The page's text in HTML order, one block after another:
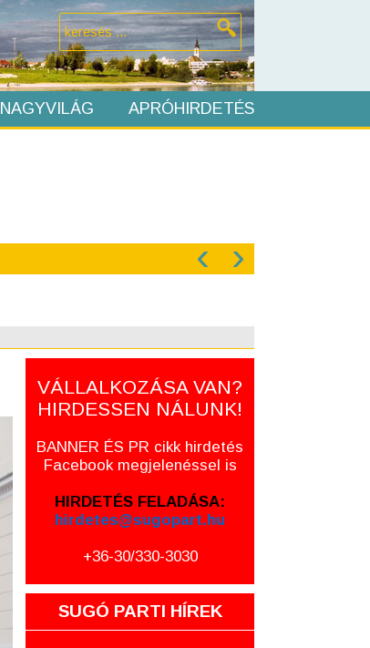
NAGYVILÁG APRÓHIRDETÉS
‹ ›
VÁLLALKOZÁSA VAN?
HIRDESSEN NÁLUNK!
BANNER ÉS PR cikk hirdetés
Facebook megjelenéssel is
HIRDETÉS FELADÁSA:
hirdetes@sugopart.hu
+36-30/330-3030
SUGÓ PARTI HÍREK